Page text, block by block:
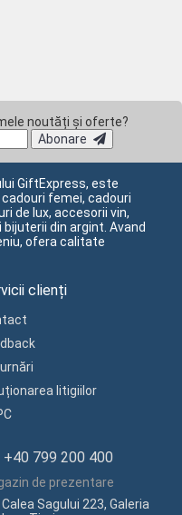
noutăți și oferte?
Abonare
GiftExpress, este
femei, cadouri
de lux, accesorii vin,
din argint. Avand
ofera calitate
clienți
litigiilor
+40 799 200 400
de prezentare
Calea Sagului 223, Galeria